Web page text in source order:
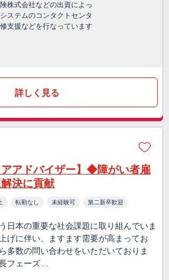
株式会社などの出資によっ
ステムのコンタクトセンタ
支援などを行なっています
詳しく見る
アドバイザー】◆障がい者雇
決に貢献
転勤なし 未経験可 第二新卒歓迎
日本の重要な社会課題に取り組んでいま
げに伴い、ますます需要が高まってお
多数の問い合わせをいただいておりま
フェーズ…